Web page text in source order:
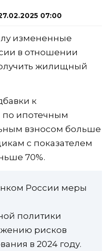
07:00
измененные
в отношении
жилищный
к
по ипотечным
взносом больше
с показателем
70%.
России меры
политики
рисков
в 2024 году.